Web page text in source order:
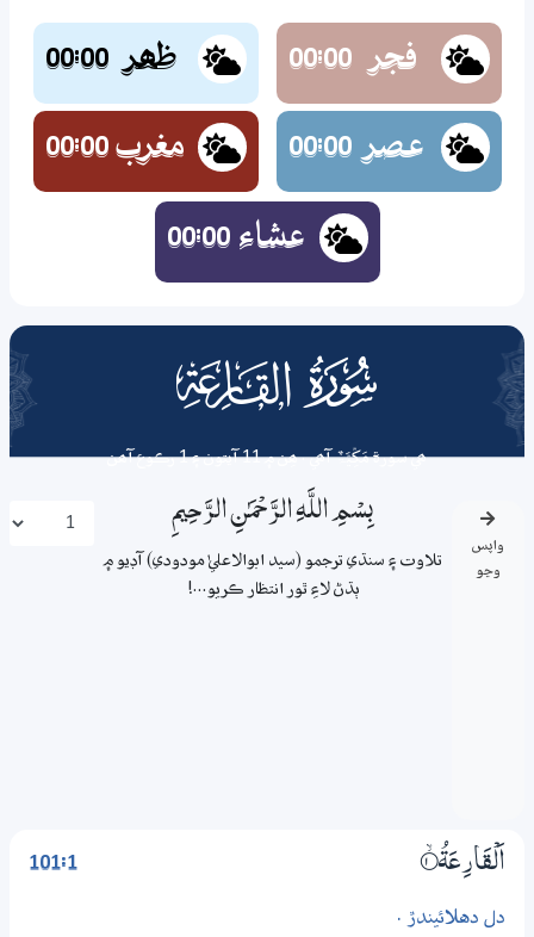
101 surah
ھي سورةمَکِّیَّۃٌآھي . ھِن ۾ 11 آيتون ۽ 1 رڪوع آھن
واپس
وڃو
بِسْمِ اللَّـهِ الرَّحْمَـٰنِ الرَّحِيمِ
تلاوت ۽ سنڌي ترجمو (سيد ابوالاعليٰ مودودي) آڊيو ۾
ٻڌڻ لاءِ ٿور انتظار ڪريو...!
101:1 اَلْقَارِعَةُ 1‏۝ۙ
دل دهلائيندڙ .
فجر 00:00 ظھر 00:00
عصر 00:00 مغرب 00:00
عشاء 00:00